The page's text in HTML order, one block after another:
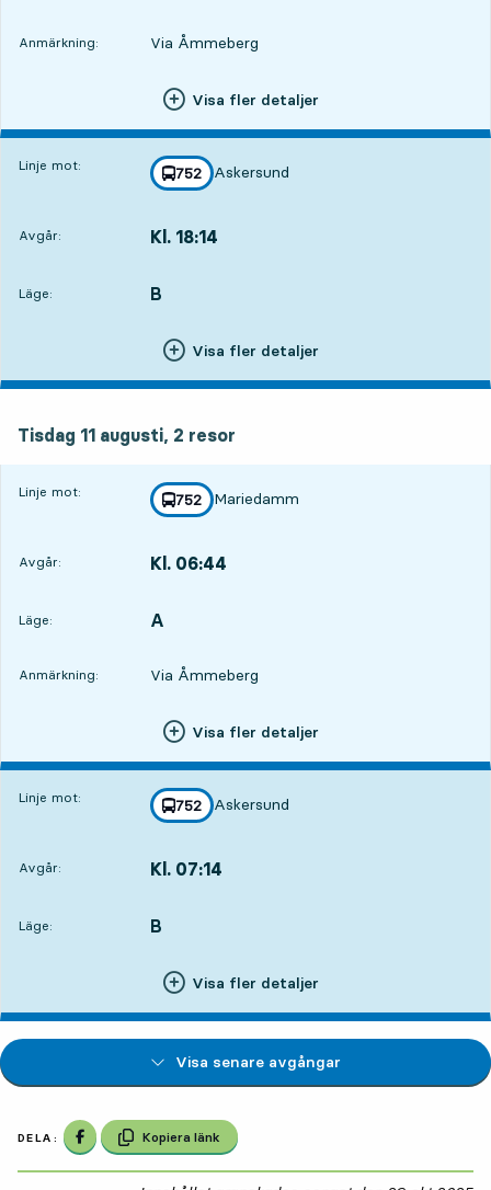
Anmärkning: Via Åmmeberg
Visa fler detaljer
Linje mot: linje
752
mot
Askersund
,
Avgår: Kl. 18:14
Läge:
LÄGE, B
,
Visa fler detaljer
Tisdag 11 augusti, 2 resor
Linje mot: linje
752
mot
Mariedamm
,
Avgår: Kl. 06:44
Läge:
LÄGE, A
,
Anmärkning: Via Åmmeberg
Visa fler detaljer
Linje mot: linje
752
mot
Askersund
,
Avgår: Kl. 07:14
Läge:
LÄGE, B
,
Visa fler detaljer
Visa senare avgångar
DELA: Dela på Facebook
Kopiera länk